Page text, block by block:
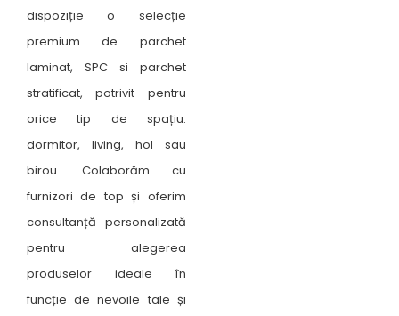
dispoziție o selecție
premium de parchet
laminat, SPC si parchet
stratificat, potrivit pentru
orice tip de spațiu:
dormitor, living, hol sau
birou. Colaborăm cu
furnizori de top și oferim
consultanță personalizată
pentru alegerea
produselor ideale în
funcție de nevoile tale și